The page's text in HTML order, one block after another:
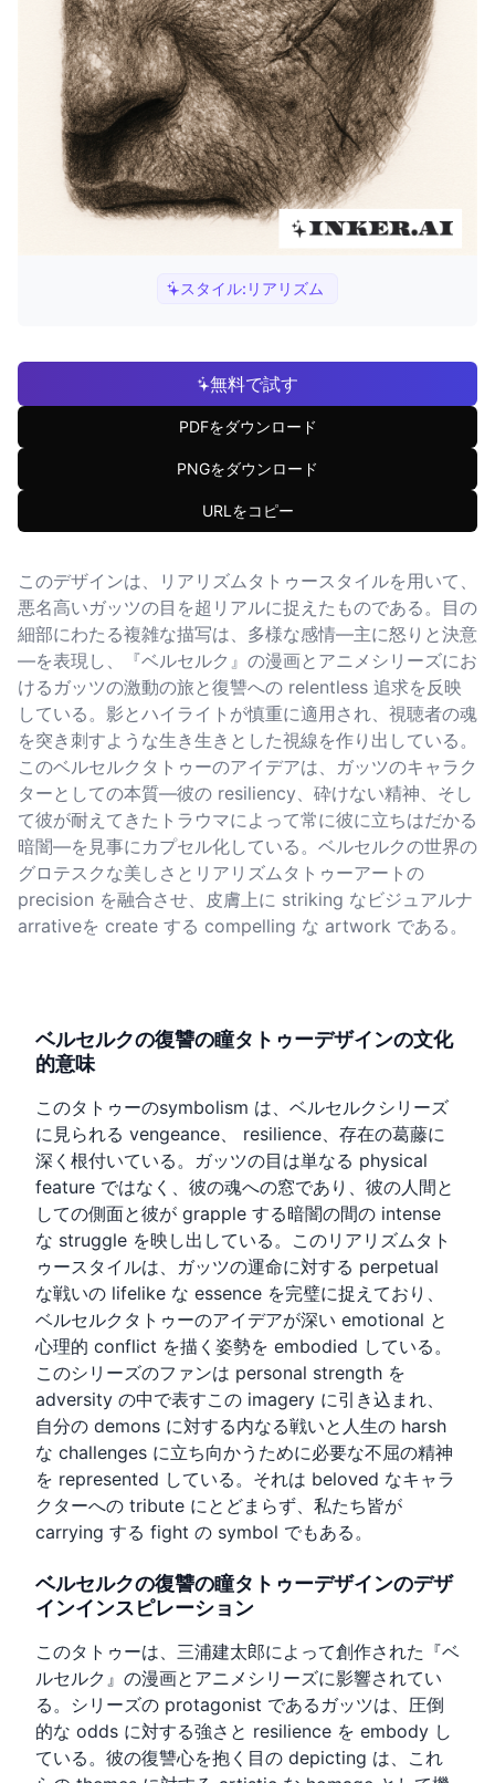
スタイル: リアリズム
無料で試す
PDFをダウンロード
PNGをダウンロード
URLをコピー
このデザインは、リアリズムタトゥースタイルを用いて、
悪名高いガッツの目を超リアルに捉えたものである。目の
細部にわたる複雑な描写は、多様な感情—主に怒りと決意
—を表現し、『ベルセルク』の漫画とアニメシリーズにお
けるガッツの激動の旅と復讐への relentless 追求を反映
している。影とハイライトが慎重に適用され、視聴者の魂
を突き刺すような生き生きとした視線を作り出している。
このベルセルクタトゥーのアイデアは、ガッツのキャラク
ターとしての本質—彼の resiliency、砕けない精神、そし
て彼が耐えてきたトラウマによって常に彼に立ちはだかる
暗闇—を見事にカプセル化している。ベルセルクの世界の
グロテスクな美しさとリアリズムタトゥーアートの
precision を融合させ、皮膚上に striking なビジュアルナ
arrativeを create する compelling な artwork である。
ベルセルクの復讐の瞳タトゥーデザインの文化
的意味
このタトゥーのsymbolism は、ベルセルクシリーズ
に見られる vengeance、 resilience、存在の葛藤に
深く根付いている。ガッツの目は単なる physical
feature ではなく、彼の魂への窓であり、彼の人間と
しての側面と彼が grapple する暗闇の間の intense
な struggle を映し出している。このリアリズムタト
ゥースタイルは、ガッツの運命に対する perpetual
な戦いの lifelike な essence を完璧に捉えており、
ベルセルクタトゥーのアイデアが深い emotional と
心理的 conflict を描く姿勢を embodied している。
このシリーズのファンは personal strength を
adversity の中で表すこの imagery に引き込まれ、
自分の demons に対する内なる戦いと人生の harsh
な challenges に立ち向かうために必要な不屈の精神
を represented している。それは beloved なキャラ
クターへの tribute にとどまらず、私たち皆が
carrying する fight の symbol でもある。
ベルセルクの復讐の瞳タトゥーデザインのデザ
インインスピレーション
このタトゥーは、三浦建太郎によって創作された『ベ
ルセルク』の漫画とアニメシリーズに影響されてい
る。シリーズの protagonist であるガッツは、圧倒
的な odds に対する強さと resilience を embody し
ている。彼の復讐心を抱く目の depicting は、これ